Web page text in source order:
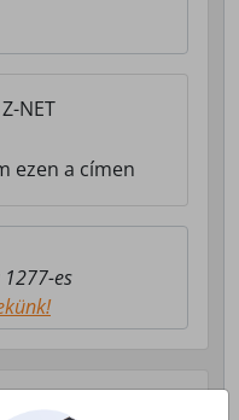
NET
ezen a címen
es
érdekli!